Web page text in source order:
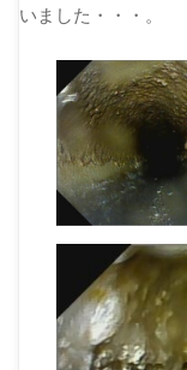
いました・・・。